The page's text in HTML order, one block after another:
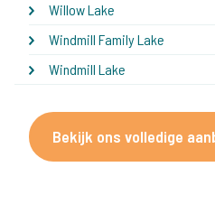
Willow Lake
Windmill Family Lake
Windmill Lake
Bekijk ons volledige